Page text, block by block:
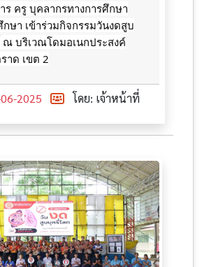
ครู บุคลากรทางการศึกษา
ษา เข้าร่วมกิจกรรมวันงดสูบ
บริเวณโดมอเนกประสงค์
าด เขต 2
2025 โดย: เจ้าหน้าที่